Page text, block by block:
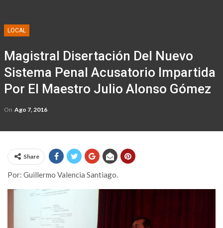
LOCAL
Magistral Disertación Del Nuevo
Sistema Penal Acusatorio Impartida
Por El Maestro Julio Alonso Gómez
On Ago 7, 2016
Share
Por: Guillermo Valencia Santiago.